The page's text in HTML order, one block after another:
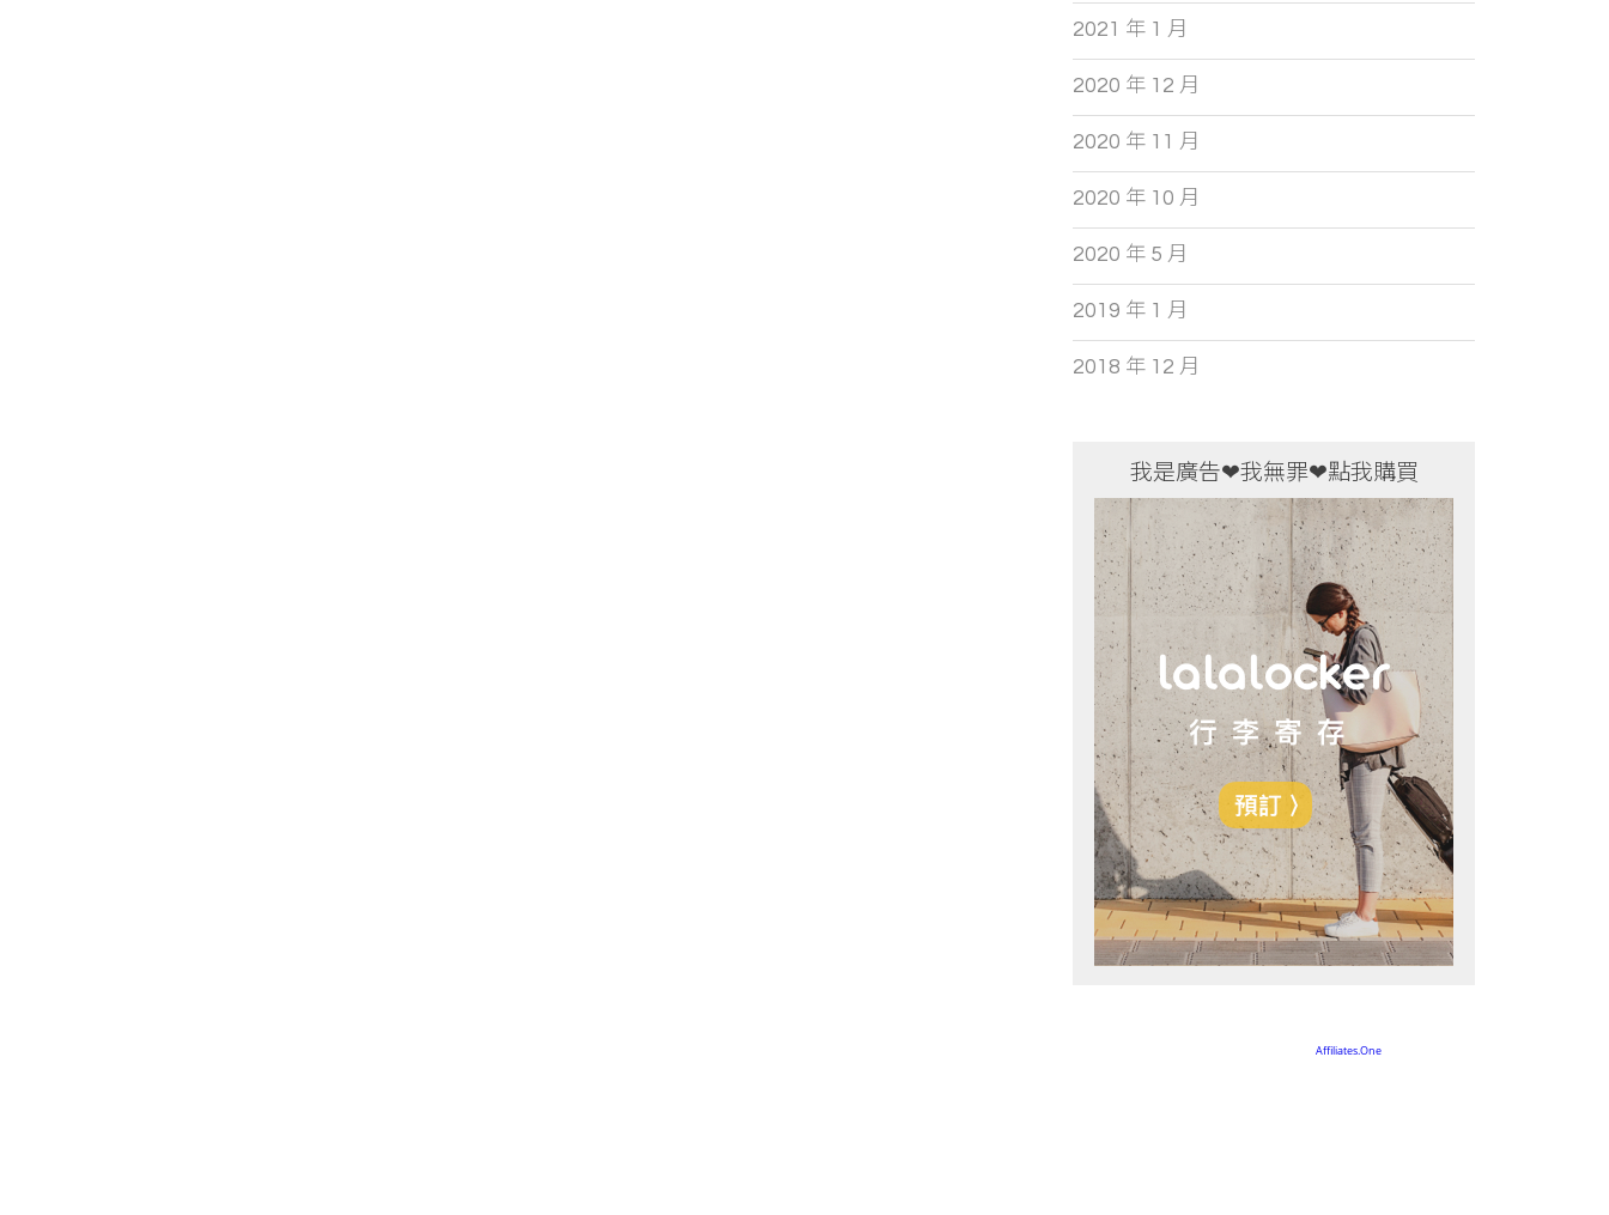
2021 年 1 月
2020 年 12 月
2020 年 11 月
2020 年 10 月
2020 年 5 月
2019 年 1 月
2018 年 12 月